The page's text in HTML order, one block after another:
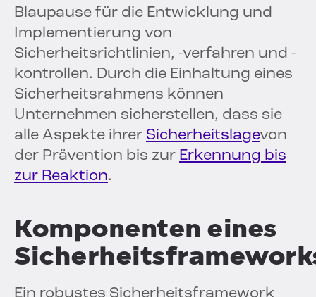
Blaupause für die Entwicklung und
Implementierung von
Sicherheitsrichtlinien, -verfahren und -
kontrollen. Durch die Einhaltung eines
Sicherheitsrahmens können
Unternehmen sicherstellen, dass sie
alle Aspekte ihrer Sicherheitslagevon
der Prävention bis zur Erkennung bis
zur Reaktion.
Komponenten eines